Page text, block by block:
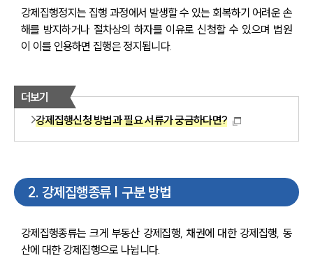
강제집행정지는 집행 과정에서 발생할 수 있는 회복하기 어려운 손
해를 방지하거나 절차상의 하자를 이유로 신청할 수 있으며 법원
이 이를 인용하면 집행은 정지됩니다.
더보기
강제집행신청 방법과 필요 서류가 궁금하다면?
2. 강제집행종류 | 구분 방법
강제집행종류는 크게 부동산 강제집행, 채권에 대한 강제집행, 동
산에 대한 강제집행으로 나뉩니다.